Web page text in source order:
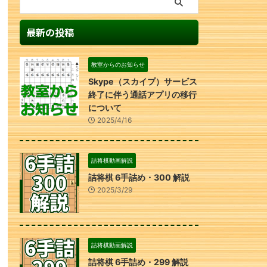
最新の投稿
教室からのお知らせ
Skype（スカイプ）サービス
終了に伴う通話アプリの移行
について
2025/4/16
詰将棋動画解説
詰将棋 6手詰め・300 解説
2025/3/29
詰将棋動画解説
詰将棋 6手詰め・299 解説